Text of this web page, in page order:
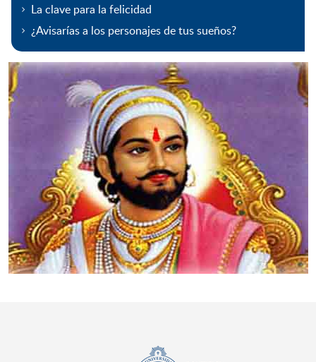
La clave para la felicidad
¿Avisarías a los personajes de tus sueños?